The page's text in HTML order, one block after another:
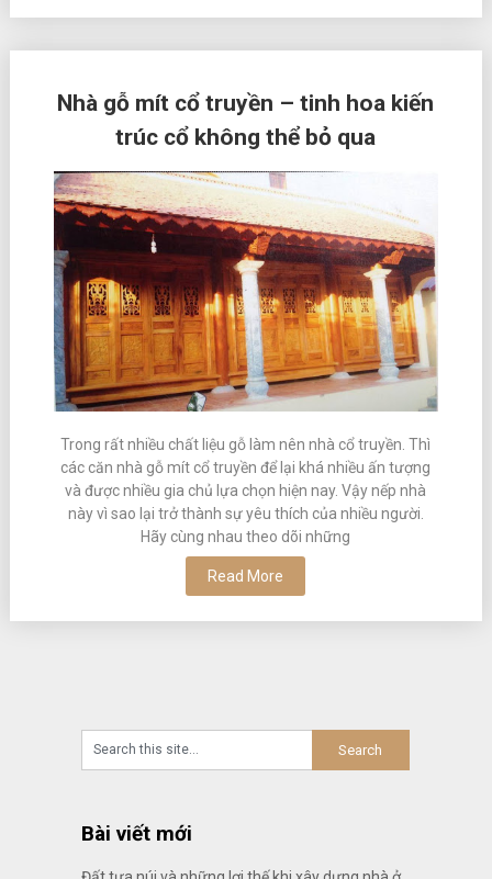
Nhà gỗ mít cổ truyền – tinh hoa kiến
trúc cổ không thể bỏ qua
Trong rất nhiều chất liệu gỗ làm nên nhà cổ truyền. Thì
các căn nhà gỗ mít cổ truyền để lại khá nhiều ấn tượng
và được nhiều gia chủ lựa chọn hiện nay. Vậy nếp nhà
này vì sao lại trở thành sự yêu thích của nhiều người.
Hãy cùng nhau theo dõi những
Read More
Bài viết mới